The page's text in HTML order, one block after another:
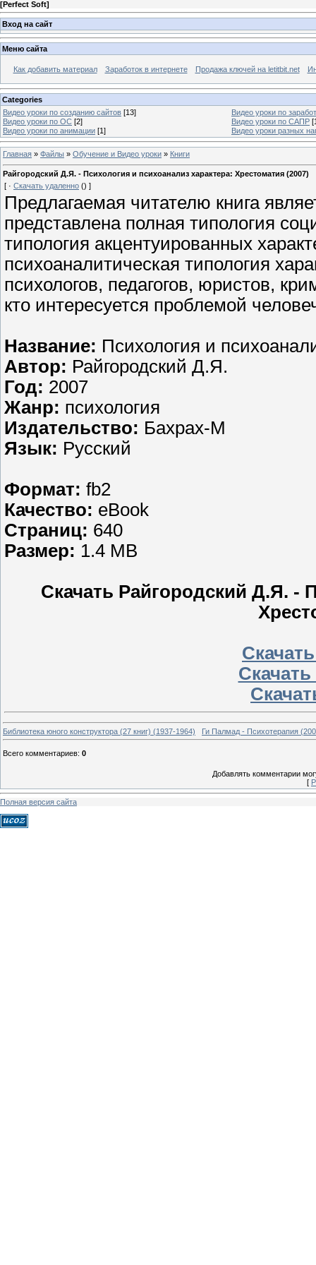
[Perfect Soft]
Вход на сайт
Меню сайта
Как добавить материал Заработок в интернете Продажа ключей на letitbit.net
Categories
Видео уроки по созданию сайтов [13]
Видео уроки по
Видео уроки по ОС [2] Видео уроки по САПР
Видео уроки по анимации [1] Видео уроки разных
Главная » Файлы » Обучение и Видео уроки » Книги
Райгородский Д.Я. - Психология и психоанализ характера: Хрестоматия (2007)
[ · Скачать удаленно () ]
Предлагаемая читателю книга
представлена полная типология
типология акцентуированных
психоаналитическая типология
психологов, педагогов, юристов,
кто интересуется проблемой
Название: Психология и
Автор: Райгородский Д.Я.
Год: 2007
Жанр: психология
Издательство: Бахрах-М
Язык: Русский
Формат: fb2
Качество: eBook
Страниц: 640
Размер: 1.4 MB
Скачать Райгородский Д.Я. -
Библиотека юного конструктора (27 книг) (1937-1964) Ги Палмад - Психотерапия
Всего комментариев: 0
Добавлять комментарии
[
Полная версия сайта